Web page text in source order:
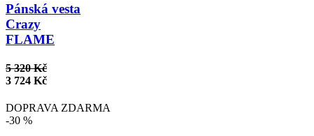
Pánská vesta
Crazy
FLAME
5 320 Kč
3 724 Kč
DOPRAVA ZDARMA
-30 %